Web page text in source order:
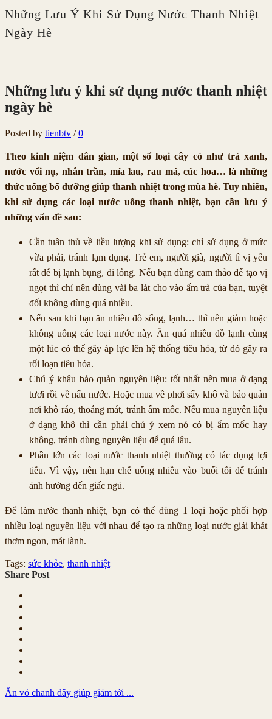
Những Lưu Ý Khi Sử Dụng Nước Thanh Nhiệt
Ngày Hè
Những lưu ý khi sử dụng nước thanh nhiệt
ngày hè
Posted by tienbtv / 0
Theo kinh niệm dân gian, một số loại cây cỏ như trà xanh,
nước vối nụ, nhân trần, mía lau, rau má, cúc hoa… là những
thức uống bổ dưỡng giúp thanh nhiệt trong mùa hè. Tuy nhiên,
khi sử dụng các loại nước uống thanh nhiệt, bạn cần lưu ý
những vấn đề sau:
Cần tuân thủ về liều lượng khi sử dụng: chỉ sử dụng ở mức
vừa phải, tránh lạm dụng. Trẻ em, người già, người tì vị yếu
rất dễ bị lạnh bụng, đi lỏng. Nếu bạn dùng cam thảo để tạo vị
ngọt thì chỉ nên dùng vài ba lát cho vào ấm trà của bạn, tuyệt
đối không dùng quá nhiều.
Nếu sau khi bạn ăn nhiều đồ sống, lạnh… thì nên giảm hoặc
không uống các loại nước này. Ăn quá nhiều đồ lạnh cùng
một lúc có thể gây áp lực lên hệ thống tiêu hóa, từ đó gây ra
rối loạn tiêu hóa.
Chú ý khâu bảo quản nguyên liệu: tốt nhất nên mua ở dạng
tươi rồi về nấu nước. Hoặc mua về phơi sấy khô và bảo quản
nơi khô ráo, thoáng mát, tránh ẩm mốc. Nếu mua nguyên liệu
ở dạng khô thì cần phải chú ý xem nó có bị ẩm mốc hay
không, tránh dùng nguyên liệu để quá lâu.
Phần lớn các loại nước thanh nhiệt thường có tác dụng lợi
tiểu. Vì vậy, nên hạn chế uống nhiều vào buổi tối để tránh
ảnh hưởng đến giấc ngủ.
Để làm nước thanh nhiệt, bạn có thể dùng 1 loại hoặc phối hợp
nhiều loại nguyên liệu với nhau để tạo ra những loại nước giải khát
thơm ngon, mát lành.
Tags: sức khỏe, thanh nhiệt
Share Post
Ăn vỏ chanh dây giúp giảm tới ...